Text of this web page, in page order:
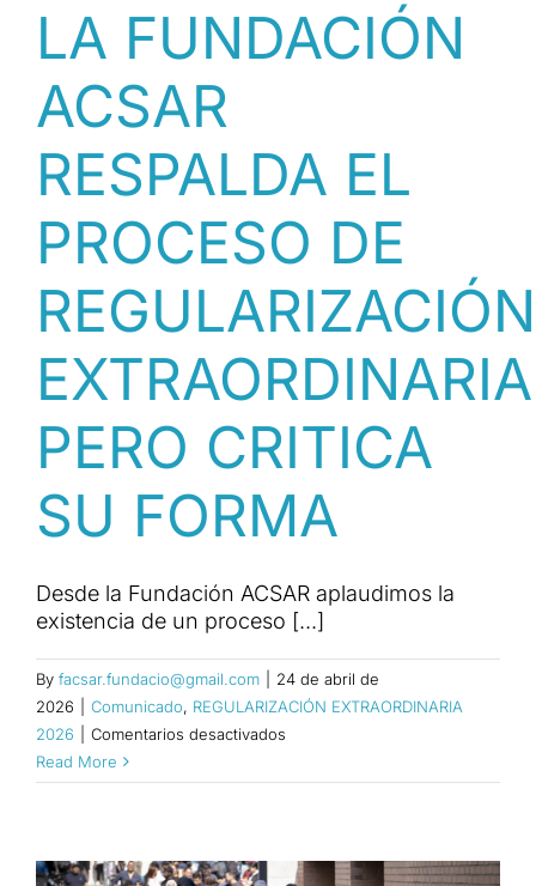
CINCO
RECURSOS
LA FUNDACIÓN
ACSAR
RESPALDA EL
PROCESO DE
REGULARIZACIÓN
EXTRAORDINARIA
PERO CRITICA
SU FORMA
Desde la Fundación ACSAR aplaudimos la
existencia de un proceso [...]
By facsar.fundacio@gmail.com
24 de abril de
2026
Comunicado, REGULARIZACIÓN EXTRAORDINARIA
2026
Comentarios desactivados
FUNDACIÓN
EL
Read More